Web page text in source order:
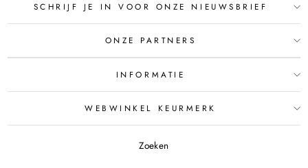
SCHRIJF JE IN VOOR ONZE NIEUWSBRIEF
ONZE PARTNERS
INFORMATIE
WEBWINKEL KEURMERK
Zoeken